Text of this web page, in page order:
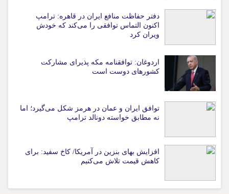
دفتر حفاظت منافع ایران در قاهره: ترامپ
اکنون التماس توافقی را می‌کند که خودش
ویران کرد
اردوغان: توافقنامه مکه پذیرای مشارکت
کشورهای دوست است
توافق ایران و عمان در هرمز شکل می‌گیرد؛ اما
نه مطابق خواسته دونالد ترامپ
افزایش بهای بنزین در آمریکا/ کاخ سفید: برای
کاهش قیمت تلاش می‌کنیم